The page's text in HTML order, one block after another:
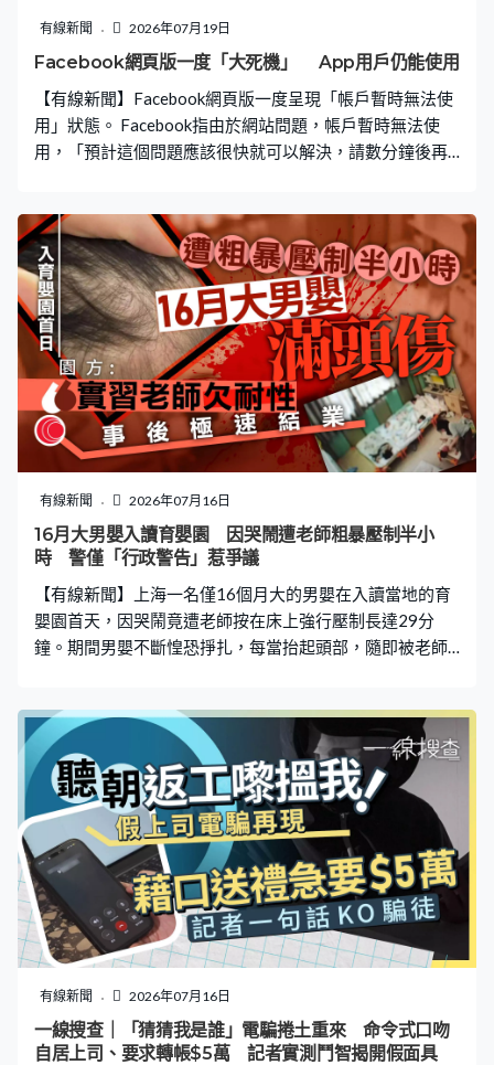
前僅收到這一例單獨反饋，暫無同批次其他消費者出現同
類問題；又指第一時間主動聯繫消費者，充分傾聽訴求並
達成雙方認可的和解方案。
有線新聞 2026年07月19日
Facebook網頁版一度「大死機」 App用戶仍能使用
【有線新聞】Facebook網頁版一度呈現「帳戶暫時無法使
用」狀態。 Facebook指由於網站問題，帳戶暫時無法使
用，「預計這個問題應該很快就可以解決，請數分鐘後再
Threads亦一度出現無法顯示新貼文的問題。
有線新聞 2026年07月16日
16月大男嬰入讀育嬰園 因哭鬧遭老師粗暴壓制半小
時 警僅「行政警告」惹爭議
【有線新聞】上海一名僅16個月大的男嬰在入讀當地的育
嬰園首天，因哭鬧竟遭老師按在床上強行壓制長達29分
鐘。期間男嬰不斷惶恐掙扎，每當抬起頭部，隨即被老師
教師施以最輕級別的「行政警告」處罰，引起網民不滿。
16個月大男嬰首日入學 遭老師壓制29分鐘 據內媒報道，
事發於今年5月18日中午，郭女士將16個月大的兒子送往
育嬰園，至當天約中午11時50分，男嬰因剛到新環境不適
應，在午睡時間不停哭鬧。負責的陳姓女老師不但沒有進
行任何安撫，反而直接上手粗暴壓制。她將男嬰的雙手拉
過頭頂，並用自己的身體死死壓住男嬰的雙腿，令其完全
動彈不得。在整整29分鐘，男嬰在恐懼中不斷掙扎嘗試抬
頭，但每次都被該老師強行按回床上，導致頭部反覆猛烈
撞擊床欄。施暴一直持續到12時20分，該名老師未曾一刻
鬆手。 直至翌日，郭女士察覺兒子有異，不但情緒極度反
覆、黏人、無故嚎哭，狀態與平時判若兩人，於是向育嬰
園要求查看閉路電視，始揭發事件。當親眼目睹愛兒被折
有線新聞 2026年07月16日
一線搜查｜「猜猜我是誰」電騙捲土重來 命令式口吻
自居上司、要求轉帳$5萬 記者實測鬥智揭開假面具